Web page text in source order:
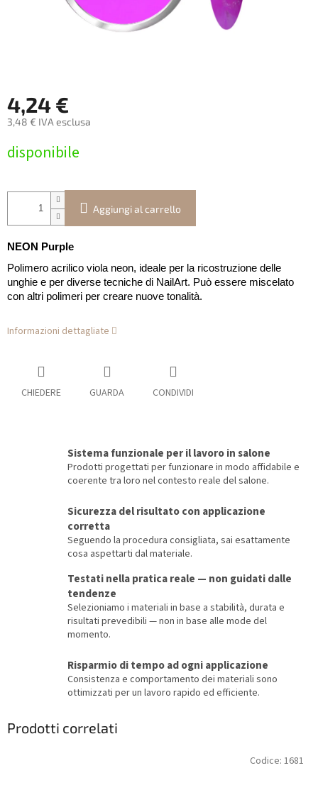
4,24 €
3,48 € IVA esclusa
della
disponibile
Aggiungi al carrello
NEON Purple
Polimero acrilico viola neon, ideale per la ricostruzione delle
unghie e per diverse tecniche di NailArt. Può essere miscelato
con altri polimeri per creare nuove tonalità.
Informazioni dettagliate
CHIEDERE GUARDA CONDIVIDI
Sistema funzionale per il lavoro in salone
Prodotti progettati per funzionare in modo affidabile e
coerente tra loro nel contesto reale del salone.
Sicurezza del risultato con applicazione
corretta
Seguendo la procedura consigliata, sai esattamente
cosa aspettarti dal materiale.
Testati nella pratica reale — non guidati dalle
tendenze
Selezioniamo i materiali in base a stabilità, durata e
risultati prevedibili — non in base alle mode del
momento.
Risparmio di tempo ad ogni applicazione
Consistenza e comportamento dei materiali sono
ottimizzati per un lavoro rapido ed efficiente.
Prodotti correlati
Codice: 1681